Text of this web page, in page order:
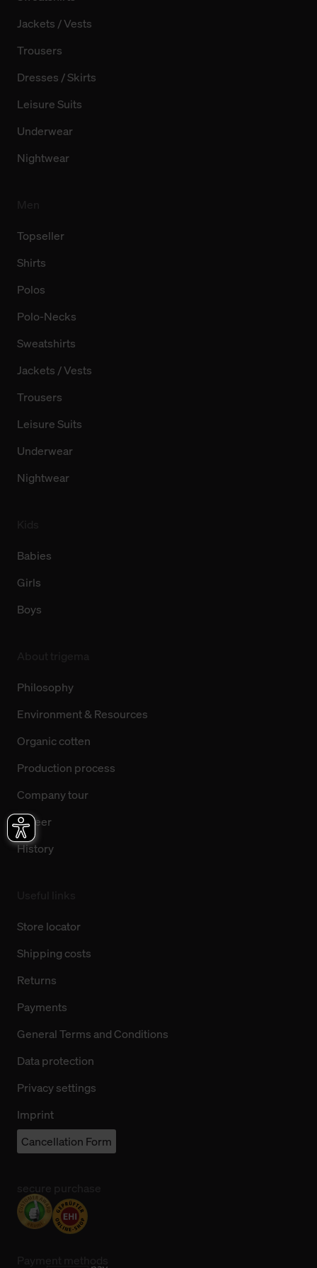
Jackets / Vests
Trousers
Dresses / Skirts
Leisure Suits
Underwear
Nightwear
Topseller
Shirts
Polos
Polo-Necks
Sweatshirts
Jackets / Vests
Trousers
Leisure Suits
Underwear
Nightwear
Babies
Girls
Boys
Philosophy
Environment & Resources
Organic cotten
Production process
Company tour
Career
History
Store locator
Shipping costs
Returns
Payments
General Terms and Conditions
Data protection
Privacy settings
Imprint
Cancellation Form